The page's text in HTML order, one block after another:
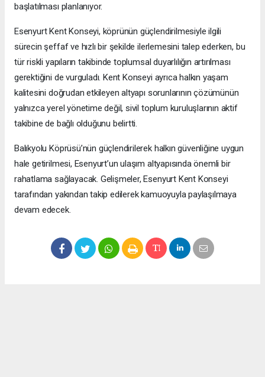
başlatılması planlanıyor.
Esenyurt Kent Konseyi, köprünün güçlendirilmesiyle ilgili
sürecin şeffaf ve hızlı bir şekilde ilerlemesini talep ederken, bu
tür riskli yapıların takibinde toplumsal duyarlılığın artırılması
gerektiğini de vurguladı. Kent Konseyi ayrıca halkın yaşam
kalitesini doğrudan etkileyen altyapı sorunlarının çözümünün
yalnızca yerel yönetime değil, sivil toplum kuruluşlarının aktif
takibine de bağlı olduğunu belirtti.
Balıkyolu Köprüsü’nün güçlendirilerek halkın güvenliğine uygun
hale getirilmesi, Esenyurt’un ulaşım altyapısında önemli bir
rahatlama sağlayacak. Gelişmeler, Esenyurt Kent Konseyi
tarafından yakından takip edilerek kamuoyuyla paylaşılmaya
devam edecek.